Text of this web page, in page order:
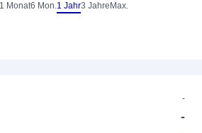
1 Monat6 Mon.1 Jahr3 Jahre Max.
-
-